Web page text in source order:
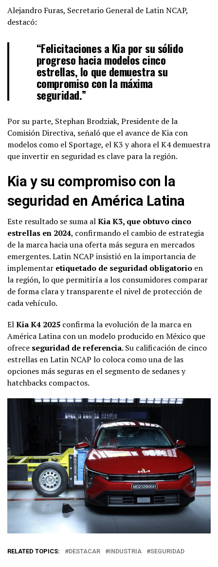
Alejandro Furas, Secretario General de Latin NCAP,
destacó:
“Felicitaciones a Kia por su sólido
progreso hacia modelos cinco
estrellas, lo que demuestra su
compromiso con la máxima
seguridad.”
Por su parte, Stephan Brodziak, Presidente de la
Comisión Directiva, señaló que el avance de Kia con
modelos como el Sportage, el K3 y ahora el K4 demuestra
que invertir en seguridad es clave para la región.
Kia y su compromiso con la
seguridad en América Latina
Este resultado se suma alKia K3, que obtuvo cinco
estrellas en 2024, confirmando el cambio de estrategia
de la marca hacia una oferta más segura en mercados
emergentes. Latin NCAP insistió en la importancia de
implementar etiquetado de seguridad obligatorio en
la región, lo que permitiría a los consumidores comparar
de forma clara y transparente el nivel de protección de
cada vehículo.
ElKia K4 2025 confirma la evolución de la marca en
América Latina con un modelo producido en México que
ofrece seguridad de referencia. Su calificación de cinco
estrellas en Latin NCAP lo coloca como una de las
opciones más seguras en el segmento de sedanes y
hatchbacks compactos.
RELATED TOPICS: DESTACAR INDUSTRIA SEGURIDAD